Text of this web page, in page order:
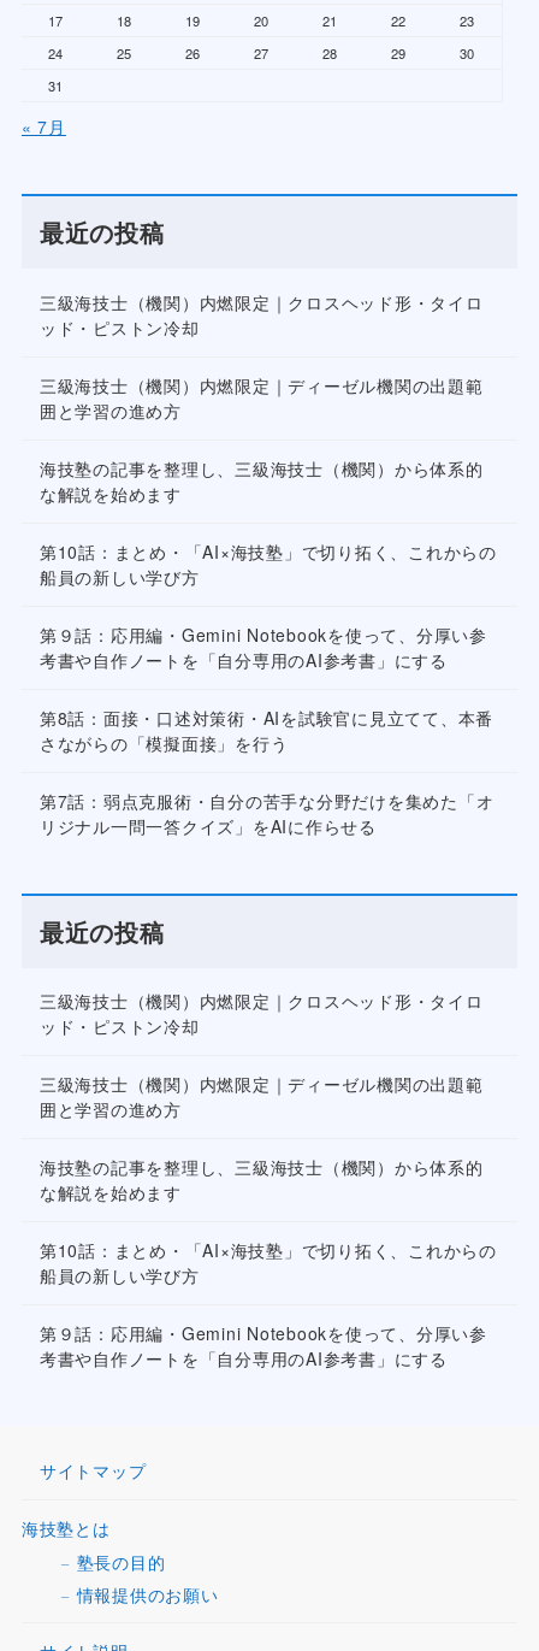
17
18 19 20 21 22
23
24
25 26 27 28 29
30
31
« 7月
最近の投稿
三級海技士（機関）内燃限定｜クロスヘッド形・タイロ
ッド・ピストン冷却
三級海技士（機関）内燃限定｜ディーゼル機関の出題範
囲と学習の進め方
海技塾の記事を整理し、三級海技士（機関）から体系的
な解説を始めます
第10話：まとめ・「AI×海技塾」で切り拓く、これからの
船員の新しい学び方
第９話：応用編・Gemini Notebookを使って、分厚い参
考書や自作ノートを「自分専用のAI参考書」にする
第8話：面接・口述対策術・AIを試験官に見立てて、本番
さながらの「模擬面接」を行う
第7話：弱点克服術・自分の苦手な分野だけを集めた「オ
リジナル一問一答クイズ」をAIに作らせる
最近の投稿
三級海技士（機関）内燃限定｜クロスヘッド形・タイロ
ッド・ピストン冷却
三級海技士（機関）内燃限定｜ディーゼル機関の出題範
囲と学習の進め方
海技塾の記事を整理し、三級海技士（機関）から体系的
な解説を始めます
第10話：まとめ・「AI×海技塾」で切り拓く、これからの
船員の新しい学び方
第９話：応用編・Gemini Notebookを使って、分厚い参
考書や自作ノートを「自分専用のAI参考書」にする
サイトマップ
海技塾とは
塾長の目的
情報提供のお願い